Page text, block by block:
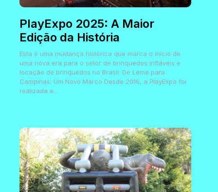
PlayExpo 2025: A Maior
Edição da História
Esta é uma mudança histórica que marca o início de
uma nova era para o setor de brinquedos infláveis e
locação de brinquedos no Brasil. De Leme para
Campinas: Um Novo Marco Desde 2016, a PlayExpo foi
realizada e...